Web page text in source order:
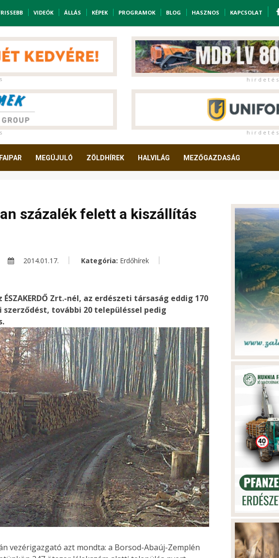
VIDEÓK ÁLLÁS KÉPEK PROGRAMOK BLOG HASZNOS KAPCSOLAT
h i r d e t é s
h i r d e t é s
FAIPAR MEGÚJULÓ ZÖLDHÍREK HALVILÁG MEZŐGAZDASÁG
százalék felett a kiszállítás
2014.01.17. Kategória: Erdőhírek
Zrt.-nél, az erdészeti társaság eddig 170
további 20 településsel pedig
vezérigazgató azt mondta: a Borsod-Abaúj-Zemplén